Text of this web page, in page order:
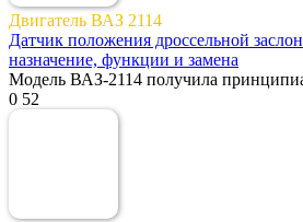
Двигатель ВАЗ 2114
Датчик положения дроссельной
назначение, функции и замена
Модель ВАЗ-2114 получила
0 52